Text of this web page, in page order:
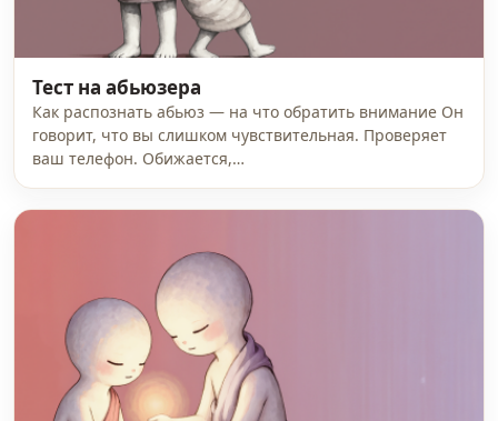
Тест на абьюзера
Как распознать абьюз — на что обратить внимание Он
говорит, что вы слишком чувствительная. Проверяет
ваш телефон. Обижается,…